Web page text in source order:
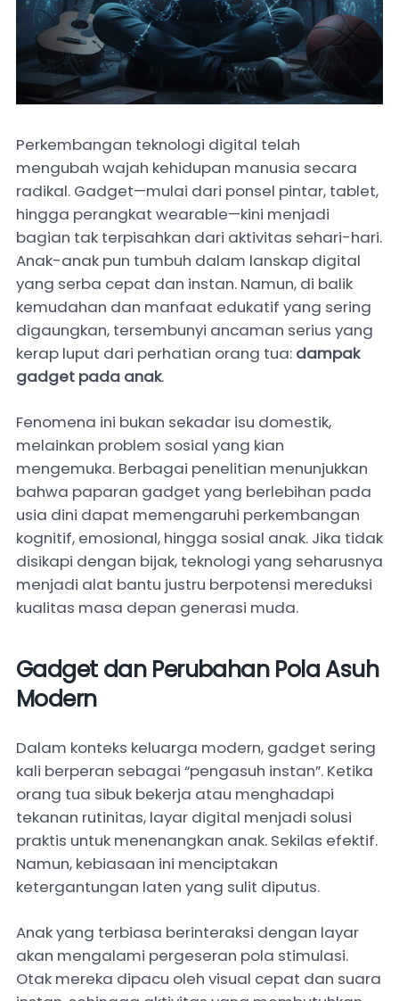
Perkembangan teknologi digital telah
mengubah wajah kehidupan manusia secara
radikal. Gadget—mulai dari ponsel pintar, tablet,
hingga perangkat wearable—kini menjadi
bagian tak terpisahkan dari aktivitas sehari-hari.
Anak-anak pun tumbuh dalam lanskap digital
yang serba cepat dan instan. Namun, di balik
kemudahan dan manfaat edukatif yang sering
digaungkan, tersembunyi ancaman serius yang
kerap luput dari perhatian orang tua: dampak
gadget pada anak.
Fenomena ini bukan sekadar isu domestik,
melainkan problem sosial yang kian
mengemuka. Berbagai penelitian menunjukkan
bahwa paparan gadget yang berlebihan pada
usia dini dapat memengaruhi perkembangan
kognitif, emosional, hingga sosial anak. Jika tidak
disikapi dengan bijak, teknologi yang seharusnya
menjadi alat bantu justru berpotensi mereduksi
kualitas masa depan generasi muda.
Gadget dan Perubahan Pola Asuh
Modern
Dalam konteks keluarga modern, gadget sering
kali berperan sebagai “pengasuh instan”. Ketika
orang tua sibuk bekerja atau menghadapi
tekanan rutinitas, layar digital menjadi solusi
praktis untuk menenangkan anak. Sekilas efektif.
Namun, kebiasaan ini menciptakan
ketergantungan laten yang sulit diputus.
Anak yang terbiasa berinteraksi dengan layar
akan mengalami pergeseran pola stimulasi.
Otak mereka dipacu oleh visual cepat dan suara